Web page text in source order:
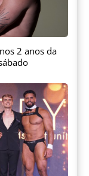
2 anos da